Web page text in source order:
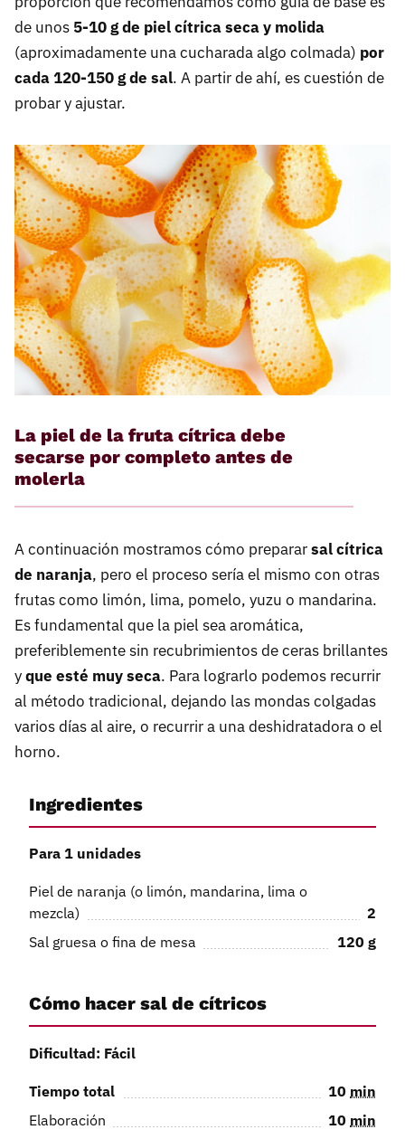
de unos 5-10 g de piel cítrica seca y molida
(aproximadamente una cucharada algo colmada) por
cada 120-150 g de sal. A partir de ahí, es cuestión de
probar y ajustar.
La piel de la fruta cítrica debe
secarse por completo antes de
molerla
A continuación mostramos cómo prepararsal cítrica
de naranja, pero el proceso sería el mismo con otras
frutas como limón, lima, pomelo, yuzu o mandarina.
Es fundamental que la piel sea aromática,
preferiblemente sin recubrimientos de ceras brillantes
yque esté muy seca. Para lograrlo podemos recurrir
al método tradicional, dejando las mondas colgadas
varios días al aire, o recurrir a una deshidratadora o el
horno.
Ingredientes
Para 1 unidades
Piel de naranja (o limón, mandarina, lima o
mezcla)
2
Sal gruesa o fina de mesa
120 g
Cómo hacer sal de cítricos
Dificultad: Fácil
Tiempo total 10 min
Elaboración
10 min